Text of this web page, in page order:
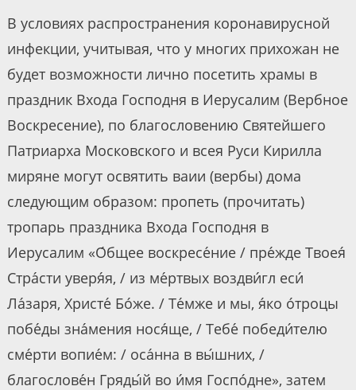
В условиях распространения коронавирусной
инфекции, учитывая, что у многих прихожан не
будет возможности лично посетить храмы в
праздник Входа Господня в Иерусалим (Вербное
Воскресение), по благословению Святейшего
Патриарха Московского и всея Руси Кирилла
миряне могут освятить ваии (вербы) дома
следующим образом: пропеть (прочитать)
тропарь праздника Входа Господня в
Иерусалим «О́бщее воскресе́ние / пре́жде Твоея́
Стра́сти уверя́я, / из ме́ртвых воздви́гл еси́
Ла́заря, Христе́ Бо́же. / Те́мже и мы, я́ко о́троцы
побе́ды зна́мения нося́ще, / Тебе́ победи́телю
сме́рти вопие́м: / оса́нна в вы́шних, /
благослове́н Гряды́й во и́мя Госпо́дне», затем